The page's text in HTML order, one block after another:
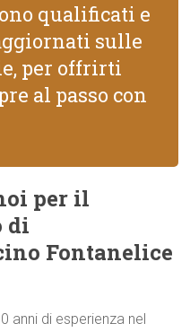
qualificati e
sulle
per offrirti
al passo con
per il
di
Fontanelice
anni di esperienza nel